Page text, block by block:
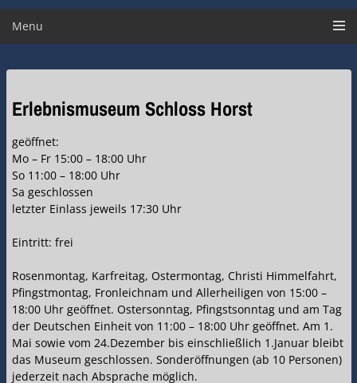
Menu
Erlebnismuseum Schloss Horst
geöffnet:
Mo – Fr 15:00 – 18:00 Uhr
So 11:00 – 18:00 Uhr
Sa geschlossen
letzter Einlass jeweils 17:30 Uhr
Eintritt: frei
Rosenmontag, Karfreitag, Ostermontag, Christi Himmelfahrt,
Pfingstmontag, Fronleichnam und Allerheiligen von 15:00 –
18:00 Uhr geöffnet. Ostersonntag, Pfingstsonntag und am Tag
der Deutschen Einheit von 11:00 – 18:00 Uhr geöffnet. Am 1.
Mai sowie vom 24.Dezember bis einschließlich 1.Januar bleibt
das Museum geschlossen. Sonderöffnungen (ab 10 Personen)
jederzeit nach Absprache möglich.